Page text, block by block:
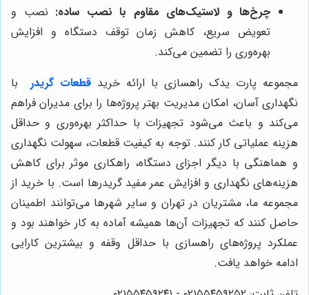
چرخ‌ها و لاستیک‌های مقاوم با نصب ساده: نصب و
تعویض سریع، کاهش زمان توقف دستگاه و افزایش
بهره‌وری را تضمین می‌کند.
مجموعه پارت یدک راهسازی با ارائه خرید قطعات گریدر
با
نگهداری آسان، امکان مدیریت بهتر پروژه‌ها را برای مدیران فراهم
می‌کند و باعث می‌شود تجهیزات با حداکثر بهره‌وری و حداقل
هزینه عملیاتی کار کنند. توجه به کیفیت قطعات، سهولت نگهداری
و هماهنگی با دیگر اجزای دستگاه، راهکاری موثر برای کاهش
هزینه‌های نگهداری و افزایش عمر مفید گریدرها است. با خرید از
مجموعه ما، مشتریان در تهران و سایر شهرها می‌توانند اطمینان
حاصل کنند که تجهیزات آن‌ها همیشه آماده به کار خواهند بود و
عملکرد پروژه‌های راهسازی با حداقل وقفه و بیشترین کارایی
ادامه خواهد یافت.